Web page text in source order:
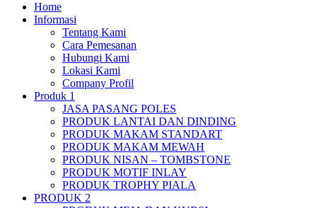
Home
Informasi
Tentang Kami
Cara Pemesanan
Hubungi Kami
Lokasi Kami
Company Profil
Produk 1
JASA PASANG POLES
PRODUK LANTAI DAN DINDING
PRODUK MAKAM STANDART
PRODUK MAKAM MEWAH
PRODUK NISAN – TOMBSTONE
PRODUK MOTIF INLAY
PRODUK TROPHY PIALA
PRODUK 2